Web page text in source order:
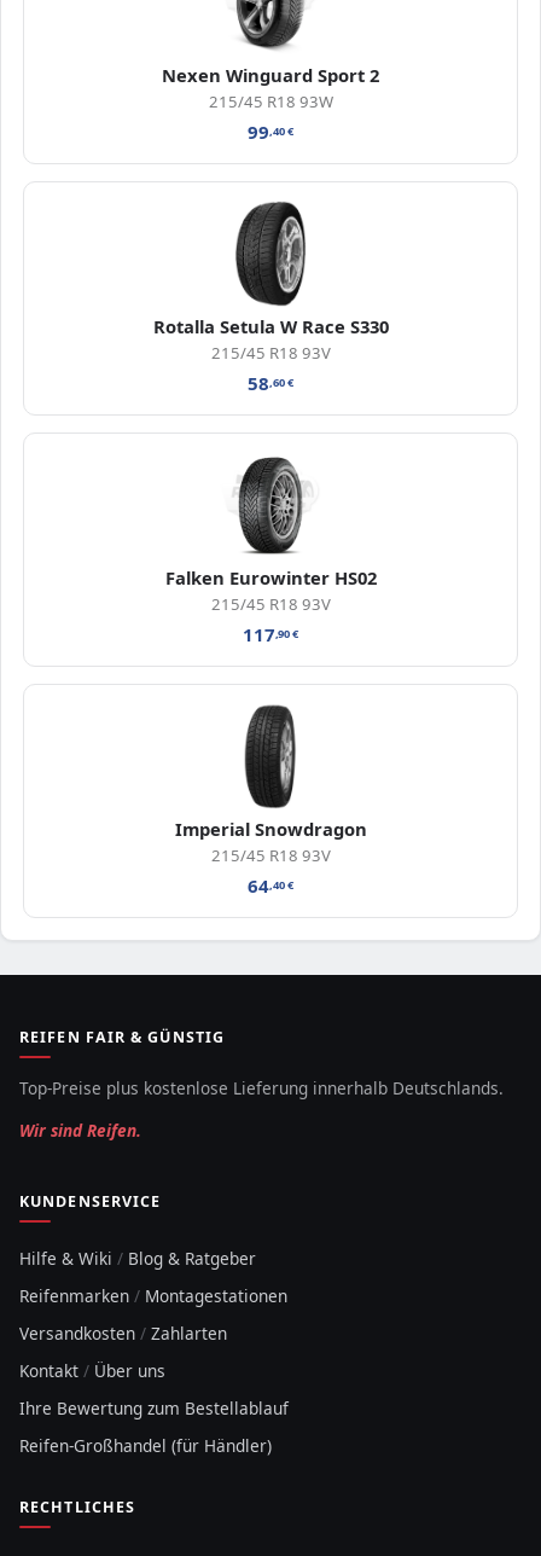
Nexen Winguard Sport 2
215/45 R18 93W
99,40€
Rotalla Setula W Race S330
215/45 R18 93V
58,60€
Falken Eurowinter HS02
215/45 R18 93V
117,90€
Imperial Snowdragon
215/45 R18 93V
64,40€
REIFEN FAIR & GÜNSTIG
Top-Preise plus kostenlose Lieferung innerhalb Deutschlands.
Wir sind Reifen.
KUNDENSERVICE
Hilfe & Wiki / Blog & Ratgeber
Reifenmarken / Montagestationen
Versandkosten / Zahlarten
Kontakt / Über uns
Ihre Bewertung zum Bestellablauf
Reifen-Großhandel (für Händler)
RECHTLICHES